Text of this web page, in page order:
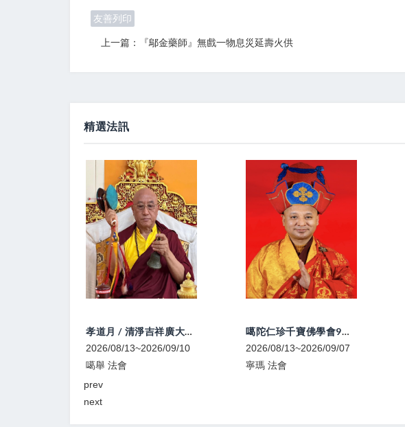
友善列印
上一篇：『鄔金藥師』無戲一物息災延壽火供
精選法訊
孝道月 / 清淨吉祥廣大無遮如意寶珠煙供
2026/08/13~2026/09/10
噶舉 法會
噶陀仁珍千寶佛學會9月法訊
2026/08/13~2026/09/07
寧瑪 法會
prev
next